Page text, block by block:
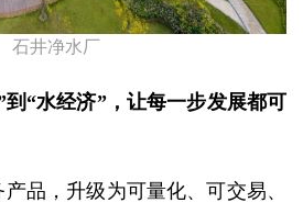
石井净水厂
“水经济”，让每一步发展都可
品，升级为可量化、可交易、